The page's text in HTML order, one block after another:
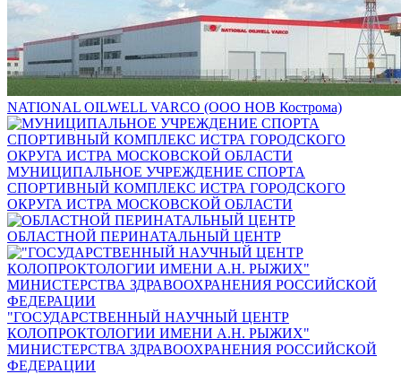
NATIONAL OILWELL VARCO (ООО НОВ Кострома)
МУНИЦИПАЛЬНОЕ УЧРЕЖДЕНИЕ СПОРТА
СПОРТИВНЫЙ КОМПЛЕКС ИСТРА ГОРОДСКОГО
ОКРУГА ИСТРА МОСКОВСКОЙ ОБЛАСТИ
ОБЛАСТНОЙ ПЕРИНАТАЛЬНЫЙ ЦЕНТР
"ГОСУДАРСТВЕННЫЙ НАУЧНЫЙ ЦЕНТР
КОЛОПРОКТОЛОГИИ ИМЕНИ А.Н. РЫЖИХ"
МИНИСТЕРСТВА ЗДРАВООХРАНЕНИЯ РОССИЙСКОЙ
ФЕДЕРАЦИИ